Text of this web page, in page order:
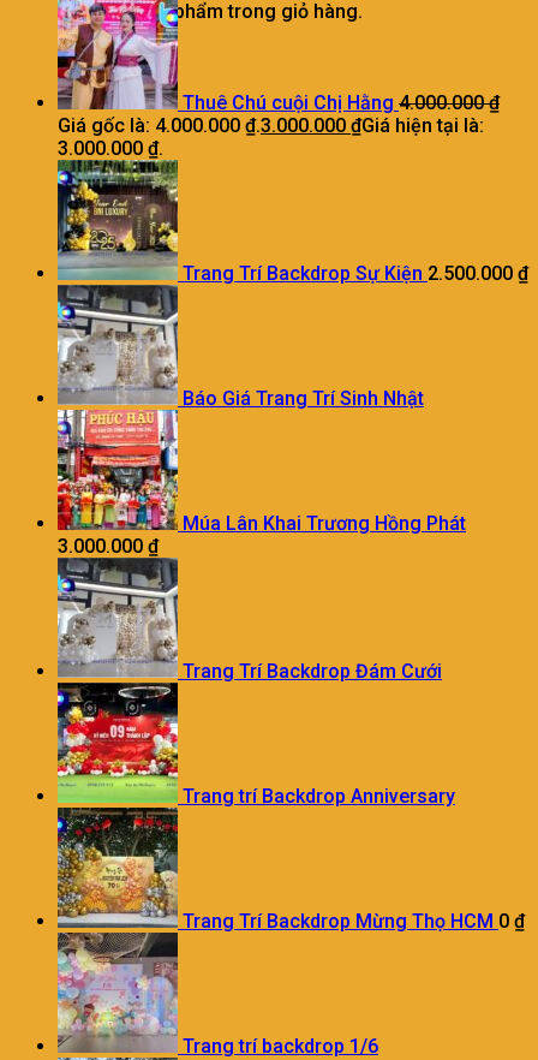
Chưa có sản phẩm trong giỏ hàng.
Thuê Chú cuội Chị Hằng 4.000.000₫
Giá gốc là: 4.000.000 ₫.3.000.000 ₫Giá hiện tại là:
3.000.000 ₫.
Trang Trí Backdrop Sự Kiện 2.500.000 ₫
Báo Giá Trang Trí Sinh Nhật
Múa Lân Khai Trương Hồng Phát
3.000.000 ₫
Trang Trí Backdrop Đám Cưới
Trang trí Backdrop Anniversary
Trang Trí Backdrop Mừng Thọ HCM 0 ₫
Trang trí backdrop 1/6